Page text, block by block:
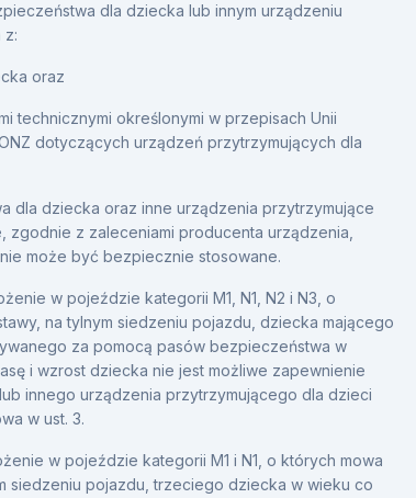
dla dziecka lub innym urządzeniu
z:
oraz
technicznymi określonymi w przepisach Unii
dotyczących urządzeń przytrzymujących dla
dla dziecka oraz inne urządzenia przytrzymujące
z zaleceniami producenta urządzenia,
może być bezpiecznie stosowane.
w pojeździe kategorii M1, N1, N2 i N3, o
na tylnym siedzeniu pojazdu, dziecka mającego
za pomocą pasów bezpieczeństwa w
i wzrost dziecka nie jest możliwe zapewnienie
innego urządzenia przytrzymującego dla dzieci
w ust. 3.
w pojeździe kategorii M1 i N1, o których mowa
siedzeniu pojazdu, trzeciego dziecka w wieku co